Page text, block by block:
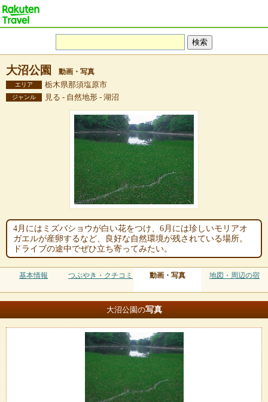
大沼公園 動画・写真
エリア 栃木県那須塩原市
ジャンル 見る - 自然地形 - 湖沼
4月にはミズバショウが白い花をつけ、6月には珍しいモリアオ
ガエルが産卵するなど、良好な自然環境が残されている場所。
ドライブの途中でぜひ立ち寄ってみたい。
基本情報 つぶやき・クチコミ 動画・写真 地図・周辺の宿
大沼公園の写真